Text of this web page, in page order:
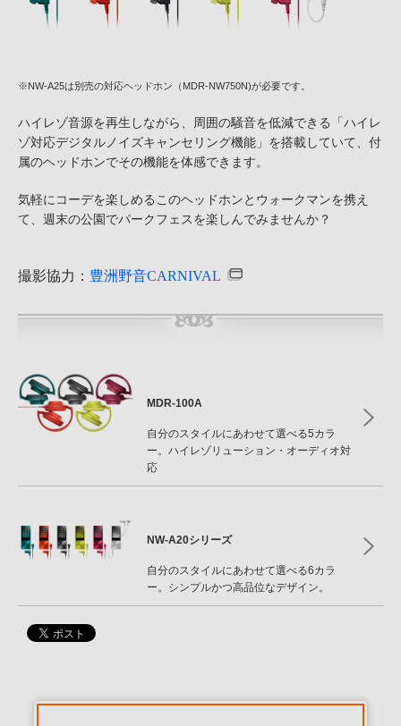
※NW-A25は別売の対応ヘッドホン（MDR-NW750N)が必要です。
ハイレゾ音源を再生しながら、周囲の騒音を低減できる「ハイレ
ゾ対応デジタルノイズキャンセリング機能」を搭載していて、付
属のヘッドホンでその機能を体感できます。
気軽にコーデを楽しめるこのヘッドホンとウォークマンを携え
て、週末の公園でパークフェスを楽しんでみませんか？
撮影協力： 豊洲野音CARNIVAL
MDR-100A
自分のスタイルにあわせて選べる5カラ
ー。ハイレゾリューション・オーディオ対
応
NW-A20シリーズ
自分のスタイルにあわせて選べる6カラ
ー。シンプルかつ高品位なデザイン。